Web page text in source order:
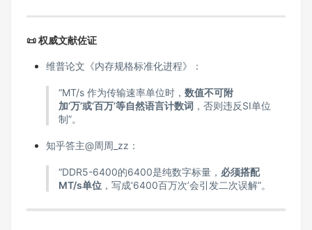
📜 权威文献佐证
维普论文《内存规格标准化进程》：
“MT/s 作为传输速率单位时， 数值不可附
加‘万’或‘百万’等自然语言计数词 ，否则违反SI单位
制”。
知乎答主@周周_zz：
“DDR5-6400的6400是纯数字标量， 必须搭配
MT/s单位，写成‘6400百万次’会引发二次误解”。